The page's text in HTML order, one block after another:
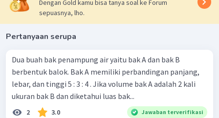
Dengan Gold kamu bisa tanya soal ke Forum
sepuasnya, lho.
Pertanyaan serupa
Dua buah bak penampung air yaitu bak A dan bak B
berbentuk balok. Bak A memiliki perbandingan panjang,
lebar, dan tinggi 5 : 3 : 4 . Jika volume bak A adalah 2 kali
ukuran bak B dan diketahui luas bak...
2 3.0 Jawaban terverifikasi